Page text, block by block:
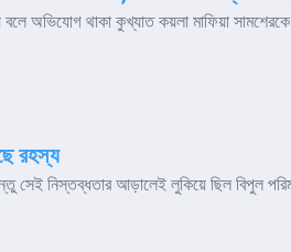
অভিযোগ থাকা কুখ্যাত কয়লা মাফিয়া
রহস্য
সেই নিস্তব্ধতার আড়ালেই লুকিয়ে ছিল বিপুল